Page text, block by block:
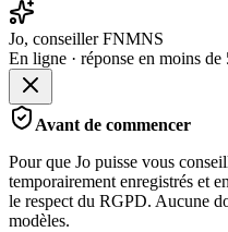
Jo, conseiller FNMNS
En ligne · réponse en moins de
Avant de commencer
Pour que Jo puisse vous
temporairement enregistrés et
le respect du RGPD. Aucune
modèles.